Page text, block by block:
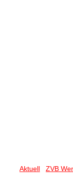
Aktuell ZVB